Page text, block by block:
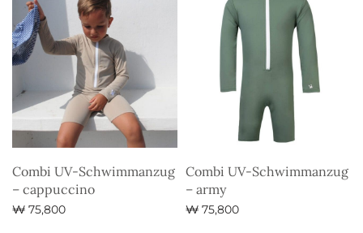
Combi UV-Schwimmanzug
– cappuccino
₩ 75,800
Combi UV-Schwimmanzug
– army
₩ 75,800